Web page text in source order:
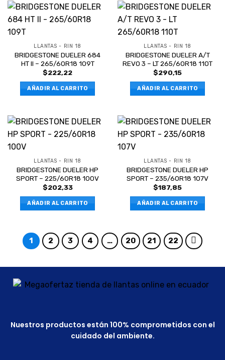
LLANTAS - RIN 18
BRIDGESTONE DUELER 684
HT II – 265/60R18 109T
$222,22
AÑADIR AL CARRITO
LLANTAS - RIN 18
BRIDGESTONE DUELER A/T
REVO 3 – LT 265/60R18 110T
$290,15
AÑADIR AL CARRITO
LLANTAS - RIN 18
BRIDGESTONE DUELER HP
SPORT – 225/60R18 100V
$202,33
AÑADIR AL CARRITO
LLANTAS - RIN 18
BRIDGESTONE DUELER HP
SPORT – 235/60R18 107V
$187,85
AÑADIR AL CARRITO
1 2 3 4 … 20 21 22
Nuestros productos están 100% comprometidos con el
cuidado del ambiente.